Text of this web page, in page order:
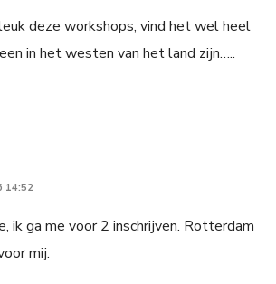
deze workshops, vind het wel heel
in het westen van het land zijn…..
14:52
ik ga me voor 2 inschrijven. Rotterdam
mij.